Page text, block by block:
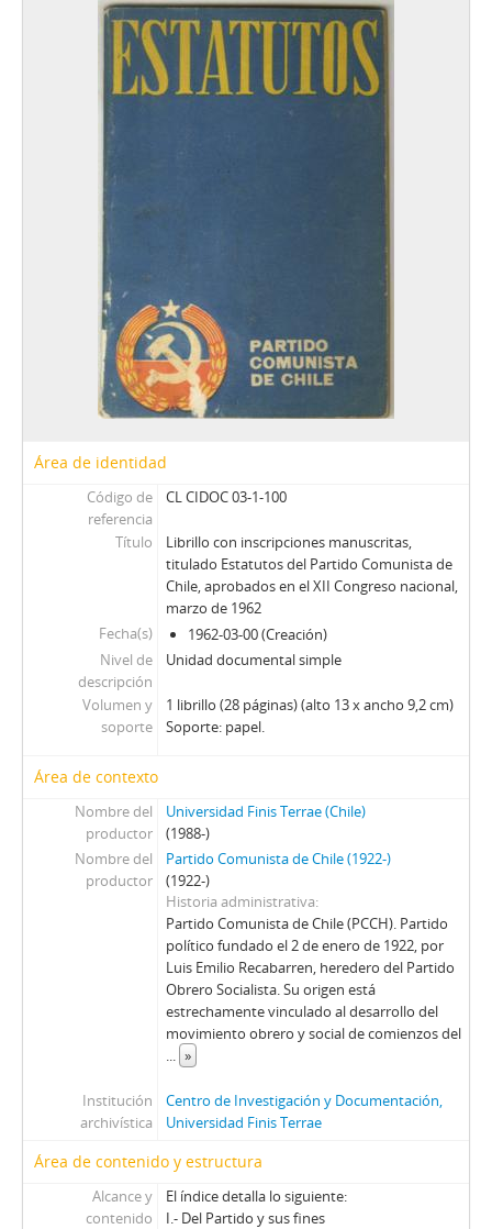
Área de identidad
Código de
referencia
CL CIDOC 03-1-100
Título
Librillo con inscripciones manuscritas,
titulado Estatutos del Partido Comunista de
Chile, aprobados en el XII Congreso nacional,
marzo de 1962
Fecha(s)
1962-03-00 (Creación)
Nivel de
descripción
Unidad documental simple
Volumen y
soporte
1 librillo (28 páginas) (alto 13 x ancho 9,2 cm)
Soporte: papel.
Área de contexto
Nombre del
productor
Universidad Finis Terrae (Chile)
(1988-)
Nombre del
productor
Partido Comunista de Chile (1922-)
(1922-)
Historia administrativa
Partido Comunista de Chile (PCCH). Partido
político fundado el 2 de enero de 1922, por
Luis Emilio Recabarren, heredero del Partido
Obrero Socialista. Su origen está
estrechamente vinculado al desarrollo del
movimiento obrero y social de comienzos del
... »
Institución
archivística
Centro de Investigación y Documentación,
Universidad Finis Terrae
Área de contenido y estructura
Alcance y
contenido
El índice detalla lo siguiente:
I.- Del Partido y sus fines